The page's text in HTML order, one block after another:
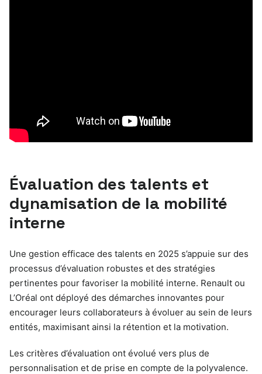
Évaluation des talents et
dynamisation de la mobilité
interne
Une gestion efficace des talents en 2025 s’appuie sur des
processus d’évaluation robustes et des stratégies
pertinentes pour favoriser la mobilité interne. Renault ou
L’Oréal ont déployé des démarches innovantes pour
encourager leurs collaborateurs à évoluer au sein de leurs
entités, maximisant ainsi la rétention et la motivation.
Les critères d’évaluation ont évolué vers plus de
personnalisation et de prise en compte de la polyvalence.